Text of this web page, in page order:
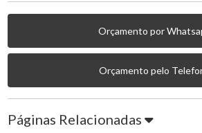
Orçamento por
Orçamento pelo
Páginas Relacionadas